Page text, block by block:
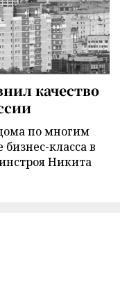
качество
по многим
класса в
Никита